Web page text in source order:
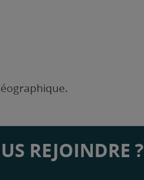
REJOINDRE ?